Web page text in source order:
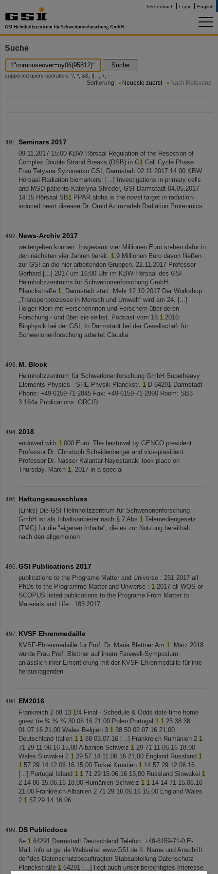
Telefonbuch Login English
Suche
Suche
supported query operators: ?, *, &&, ||, !, +, -
Sortierung: Neueste zuerst Nach Relevanz
Seminars 2017
09.11.2017 15:00 KBW Hörsaal Regulation of the Resection of
Complex Double Strand Breaks (DSB) in G1 Cell Cycle Phase
Frau Tatyana Syzonenko GSI, Darmstadt 02.11.2017 14:00 KBW
Hörsaal Radiation biomarkers: [...] Investigations in primary cells
and MSD patients Kateryna Shreder, GSI Darmstadt 04.05.2017
14:15 Hörsaal SB1 PPAR alpha is the novel target in radiation-
induced heart disease Dr. Omid Azimzadeh Radiation Proteomics
News-Archiv 2017
weitergehen können. Insgesamt vier Millionen Euro stehen dafür in
den nächsten vier Jahren bereit. 1,9 Millionen Euro davon fließen
zur GSI an die hier arbeitenden Gruppen. 22.11.2017 Professor
Gerhard [...] 2017 um 16:00 Uhr im KBW-Hörsaal des GSI
Helmholtzzentrums für Schwerionenforschung GmbH,
Planckstraße 1, Darmstadt statt. Mehr 12.10.2017 Der Workshop
„Transportprozesse in Mensch und Umwelt“ wird am 24. [...]
Holger Klein mit Forscherinnen und Forschern über deren
Forschung - und über sie selbst. Podcast vom 18.1.2016:
Biophysik bei der GSI; In Darmstadt bei der Gesellschaft für
Schwerionenforschung arbeitet Claudia
M. Block
Helmholtzzentrum für Schwerionenforschung GmbH Superheavy
Elements Physics - SHE-Physik Planckstr. 1 D-64291 Darmstadt
Phone: +49-6159-71-2845 Fax: +49-6159-71-2990 Room: SB3
3.164a Publications: ORCID
2018
endowed with 1,000 Euro. The bestowal by GENCO president
Professor Dr. Christoph Scheidenberger and vice-president
Professor Dr. Nasser Kalantar-Nayestanaki took place on
Thursday, March 1, 2017 in a special
Haftungsausschluss
(Links) Die GSI Helmholtzzentrum für Schwerionenforschung
GmbH ist als Inhaltsanbieter nach § 7 Abs.1 Telemediengesetz
(TMG) für die "eigenen Inhalte", die es zur Nutzung bereithält,
nach den allgemeinen
GSI Publications 2017
publications to the Programe Matter and Universe : 251 2017 all
PhDs to the Programme Matter and Universe : 1 2017 all WOS or
SCOPUS listed publications to the Programe From Matter to
Materials and Life : 183 2017
KVSF Ehrenmedaille
KVSF-Ehrenmedaille für Prof. Dr. Maria Blettner Am 1. März 2018
wurde Frau Prof. Blettner auf ihrem Farewell-Symposium
anlässlich ihrer Emeritierung mit der KVSF-Ehrenmedaille für ihre
herausragenden
EM2016
Frankreich 2 88 13 1/4 Final - Schedule & Odds date time home
guest tie % % % 30.06.16 21,00 Polen Portugal 1 1 25 38 38
01.07.16 21,00 Wales Belgien 3 1 38 50 02.07.16 21,00
Deutschland Italien 1 1 88 03.07.16 [...] Frankreich Rumänien 2 1
71 29 11.06.16 15,00 Albanien Schweiz 1 29 71 11.06.16 18,00
Wales Slowakei 2 1 29 57 14 11.06.16 21,00 England Russland 1
1 57 29 14 12.06.16 15,00 Türkei Kroatien 1 14 57 29 12.06.16
[...] Portugal Island 1 1 71 29 15.06.16 15,00 Russland Slowakei 1
2 14 86 15.06.16 18,00 Rumänien Schweiz 1 1 14 14 71 15.06.16
21,00 Frankreich Albanien 2 71 29 16.06.16 15,00 England Wales
2 1 57 29 14 16.06
DS Publicdocs
ße 1 64291 Darmstadt Deutschland Telefon: +49-6159-71-0 E-
Mail: info at gsi.de Webseite: www.GSI.de II. Name und Anschrift
der*des Datenschutzbeauftragten Stabsabteilung Datenschutz
Planckstraße 1 64291 [...] liegt auch unser berechtigtes Interesse